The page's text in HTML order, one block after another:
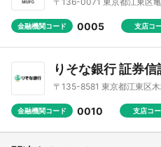
金融機関コード 0005 支店コ
りそな銀行 証券
〒135-8581 東京都江東区
金融機関コード 0010 支店コ